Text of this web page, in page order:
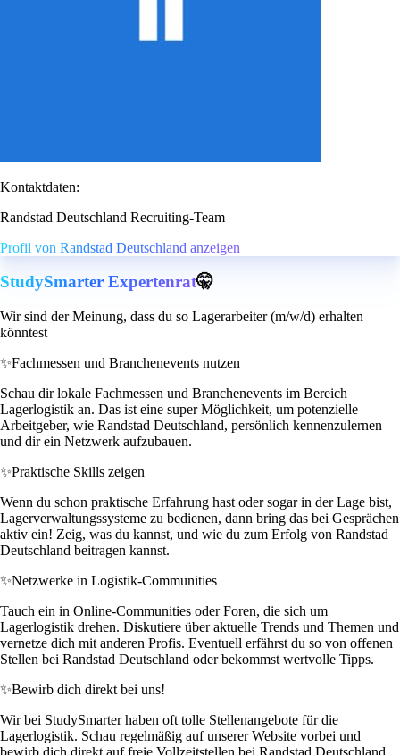
Kontaktdaten:
Randstad Deutschland Recruiting-Team
Profil von Randstad Deutschland anzeigen
StudySmarter Expertenrat🤫
Wir sind der Meinung, dass du so Lagerarbeiter (m/w/d) erhalten
könntest
✨Fachmessen und Branchenevents nutzen
Schau dir lokale Fachmessen und Branchenevents im Bereich
Lagerlogistik an. Das ist eine super Möglichkeit, um potenzielle
Arbeitgeber, wie Randstad Deutschland, persönlich kennenzulernen
und dir ein Netzwerk aufzubauen.
✨Praktische Skills zeigen
Wenn du schon praktische Erfahrung hast oder sogar in der Lage bist,
Lagerverwaltungssysteme zu bedienen, dann bring das bei Gesprächen
aktiv ein! Zeig, was du kannst, und wie du zum Erfolg von Randstad
Deutschland beitragen kannst.
✨Netzwerke in Logistik-Communities
Tauch ein in Online-Communities oder Foren, die sich um
Lagerlogistik drehen. Diskutiere über aktuelle Trends und Themen und
vernetze dich mit anderen Profis. Eventuell erfährst du so von offenen
Stellen bei Randstad Deutschland oder bekommst wertvolle Tipps.
✨Bewirb dich direkt bei uns!
Wir bei StudySmarter haben oft tolle Stellenangebote für die
Lagerlogistik. Schau regelmäßig auf unserer Website vorbei und